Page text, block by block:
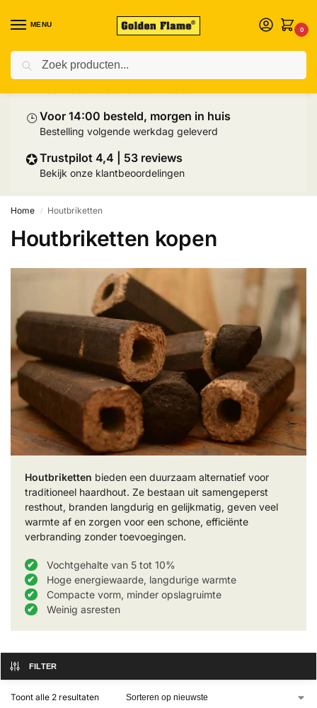
MENU
0
⛟Prijs inclusief palletlevering
⌚︎ Voor 14:00 besteld, morgen in huis
Bestelling volgende werkdag geleverd
✪Trustpilot 4,4 | 53 reviews
Bekijk onze klantbeoordelingen
Home / Houtbriketten
Houtbriketten kopen
Houtbriketten bieden een duurzaam alternatief voor
traditioneel haardhout. Ze bestaan uit samengeperst
resthout, branden langdurig en gelijkmatig, geven veel
warmte af en zorgen voor een schone, efficiënte
verbranding zonder toevoegingen.
Vochtgehalte van 5 tot 10%
Hoge energiewaarde, langdurige warmte
Compacte vorm, minder opslagruimte
Weinig asresten
FILTER
Toont alle 2 resultaten